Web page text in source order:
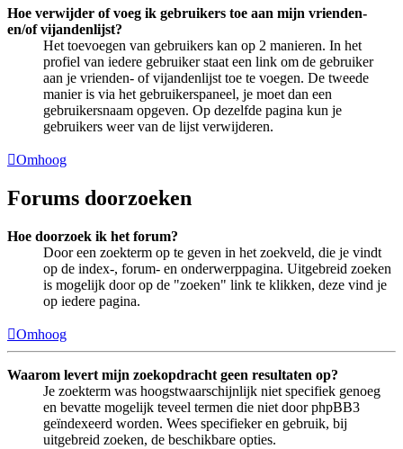
Hoe verwijder of voeg ik gebruikers toe aan mijn vrienden-
en/of vijandenlijst?
Het toevoegen van gebruikers kan op 2 manieren. In het
profiel van iedere gebruiker staat een link om de gebruiker
aan je vrienden- of vijandenlijst toe te voegen. De tweede
manier is via het gebruikerspaneel, je moet dan een
gebruikersnaam opgeven. Op dezelfde pagina kun je
gebruikers weer van de lijst verwijderen.
Omhoog
Forums doorzoeken
Hoe doorzoek ik het forum?
Door een zoekterm op te geven in het zoekveld, die je vindt
op de index-, forum- en onderwerppagina. Uitgebreid zoeken
is mogelijk door op de "zoeken" link te klikken, deze vind je
op iedere pagina.
Omhoog
Waarom levert mijn zoekopdracht geen resultaten op?
Je zoekterm was hoogstwaarschijnlijk niet specifiek genoeg
en bevatte mogelijk teveel termen die niet door phpBB3
geïndexeerd worden. Wees specifieker en gebruik, bij
uitgebreid zoeken, de beschikbare opties.